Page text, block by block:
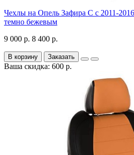
Чехлы на Опель Зафира С с 2011-
темно бежевым
9 000 р. 8 400 р.
В корзину Заказать
Ваша скидка: 600 р.